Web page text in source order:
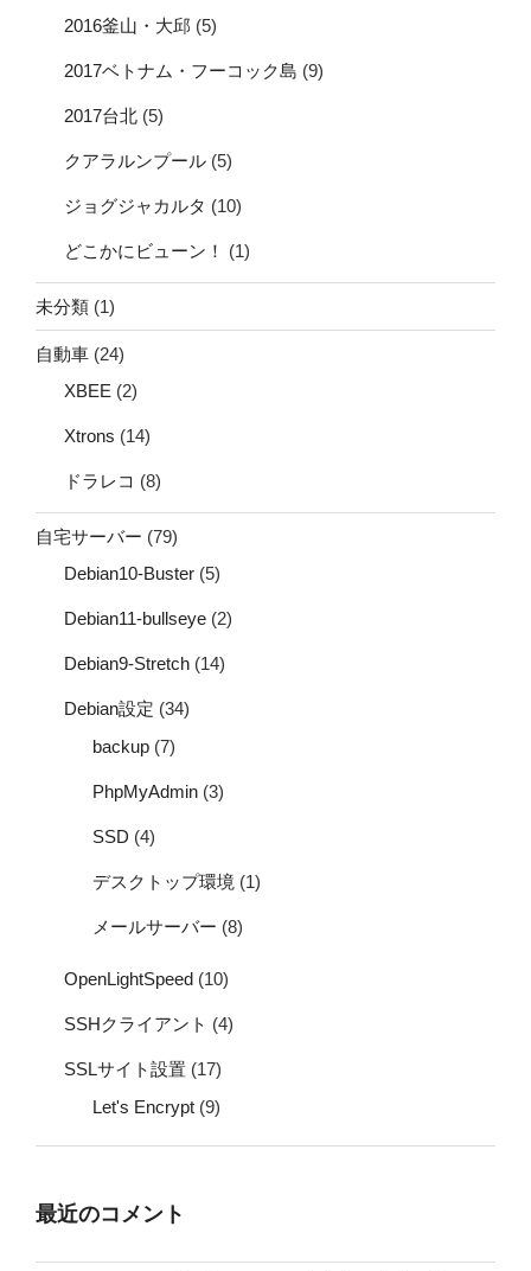
2016釜山・大邱 (5)
2017ベトナム・フーコック島 (9)
2017台北 (5)
クアラルンプール (5)
ジョグジャカルタ (10)
どこかにビューン！ (1)
未分類 (1)
自動車 (24)
XBEE (2)
Xtrons (14)
ドラレコ (8)
自宅サーバー (79)
Debian10-Buster (5)
Debian11-bullseye (2)
Debian9-Stretch (14)
Debian設定 (34)
backup (7)
PhpMyAdmin (3)
SSD (4)
デスクトップ環境 (1)
メールサーバー (8)
OpenLightSpeed (10)
SSHクライアント (4)
SSLサイト設置 (17)
Let's Encrypt (9)
最近のコメント